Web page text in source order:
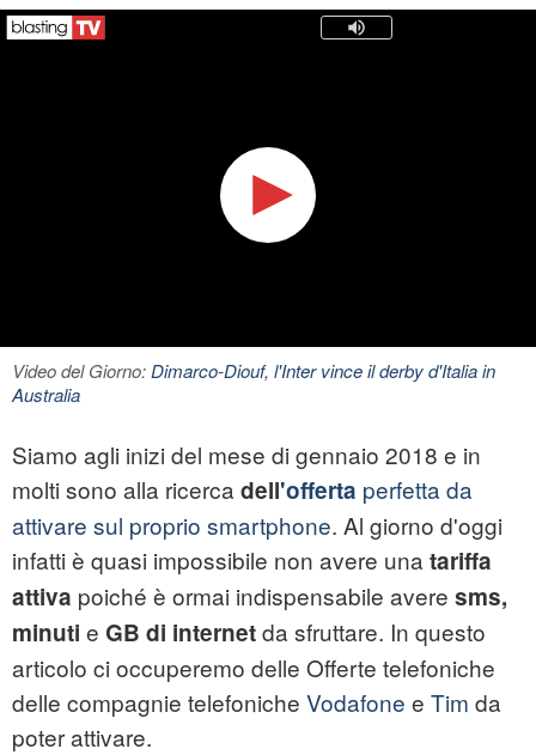
Video del Giorno:Dimarco-Diouf, l'Inter vince il derby d'Italia in
Australia
Siamo agli inizi del mese di gennaio 2018 e in
molti sono alla ricerca dell'offerta perfetta da
attivare sul proprio smartphone. Al giorno d'oggi
infatti è quasi impossibile non avere una tariffa
attiva poiché è ormai indispensabile avere sms,
minuti e GB di internetda sfruttare. In questo
articolo ci occuperemo delle Offerte telefoniche
delle compagnie telefoniche Vodafone e Tim da
poter attivare.